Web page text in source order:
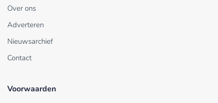
Over ons
Adverteren
Nieuwsarchief
Contact
Voorwaarden